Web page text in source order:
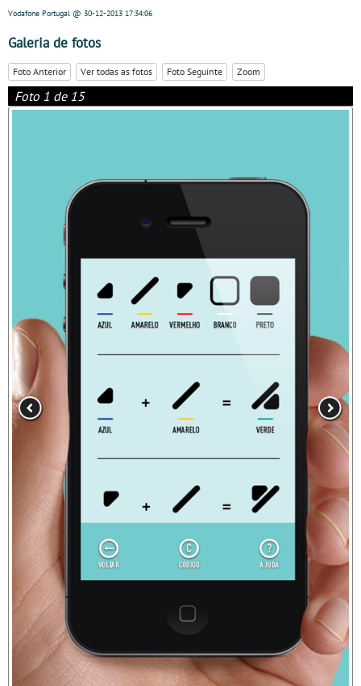
Vodafone Portugal @ 30-12-2013 17:34:06
Galeria de fotos
Foto Anterior Ver todas as fotos Foto Seguinte Zoom
Foto 1 de 15